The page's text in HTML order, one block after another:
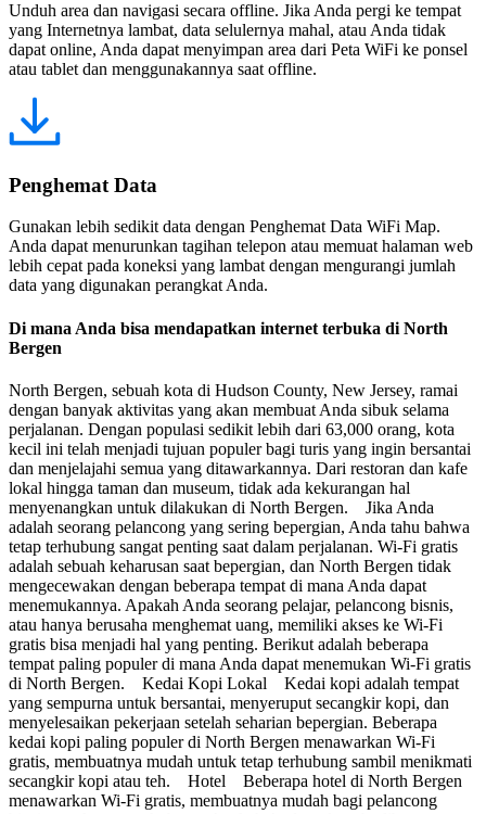
Unduh area dan navigasi secara offline. Jika Anda pergi ke tempat
yang Internetnya lambat, data selulernya mahal, atau Anda tidak
dapat online, Anda dapat menyimpan area dari Peta WiFi ke ponsel
atau tablet dan menggunakannya saat offline.
Penghemat Data
Gunakan lebih sedikit data dengan Penghemat Data WiFi Map.
Anda dapat menurunkan tagihan telepon atau memuat halaman web
lebih cepat pada koneksi yang lambat dengan mengurangi jumlah
data yang digunakan perangkat Anda.
Di mana Anda bisa mendapatkan internet terbuka di North
Bergen
North Bergen, sebuah kota di Hudson County, New Jersey, ramai
dengan banyak aktivitas yang akan membuat Anda sibuk selama
perjalanan. Dengan populasi sedikit lebih dari 63,000 orang, kota
kecil ini telah menjadi tujuan populer bagi turis yang ingin bersantai
dan menjelajahi semua yang ditawarkannya. Dari restoran dan kafe
lokal hingga taman dan museum, tidak ada kekurangan hal
menyenangkan untuk dilakukan di North Bergen. Jika Anda
adalah seorang pelancong yang sering bepergian, Anda tahu bahwa
tetap terhubung sangat penting saat dalam perjalanan. Wi-Fi gratis
adalah sebuah keharusan saat bepergian, dan North Bergen tidak
mengecewakan dengan beberapa tempat di mana Anda dapat
menemukannya. Apakah Anda seorang pelajar, pelancong bisnis,
atau hanya berusaha menghemat uang, memiliki akses ke Wi-Fi
gratis bisa menjadi hal yang penting. Berikut adalah beberapa
tempat paling populer di mana Anda dapat menemukan Wi-Fi gratis
di North Bergen. Kedai Kopi Lokal Kedai kopi adalah tempat
yang sempurna untuk bersantai, menyeruput secangkir kopi, dan
menyelesaikan pekerjaan setelah seharian bepergian. Beberapa
kedai kopi paling populer di North Bergen menawarkan Wi-Fi
gratis, membuatnya mudah untuk tetap terhubung sambil menikmati
secangkir kopi atau teh. Hotel Beberapa hotel di North Bergen
menawarkan Wi-Fi gratis, membuatnya mudah bagi pelancong